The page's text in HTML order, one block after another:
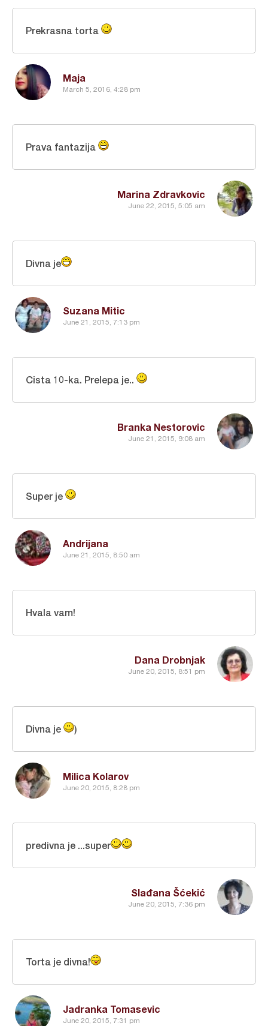
Maja
March 5, 2016, 4:28 pm
Prekrasna torta
Marina Zdravkovic
June 22, 2015, 5:05 am
Prava fantazija
Suzana Mitic
June 21, 2015, 7:13 pm
Divna je
Branka Nestorovic
June 21, 2015, 9:08 am
Cista 10-ka. Prelepa je..
Andrijana
June 21, 2015, 8:50 am
Super je
Dana Drobnjak
June 20, 2015, 8:51 pm
Hvala vam!
Milica Kolarov
June 20, 2015, 8:28 pm
Divna je )
Slađana Šćekić
June 20, 2015, 7:36 pm
predivna je ...super
Jadranka Tomasevic
June 20, 2015, 7:31 pm
Torta je divna!